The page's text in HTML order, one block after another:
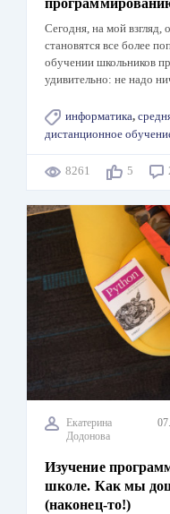
Сегодня, на мой
становятся все более
обучении школьников
удивительно: не надо
информатика,
дистанционное
8261 5
Екатерина
Додонова
Изучение
школе. Как мы
(наконец-то!)